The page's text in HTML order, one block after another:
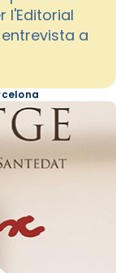
l'Editorial
a